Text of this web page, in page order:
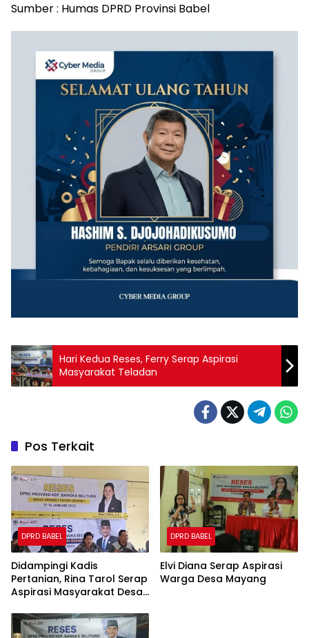
Sumber : Humas DPRD Provinsi Babel
Hari Kedua Reses, Ferry Serap Aspirasi
Masyarakat Teladan
Pos Terkait
DPRD BABEL
Didampingi Kadis
Pertanian, Rina Tarol Serap
Aspirasi Masyarakat Desa
DPRD BABEL
Elvi Diana Serap Aspirasi
Warga Desa Mayang